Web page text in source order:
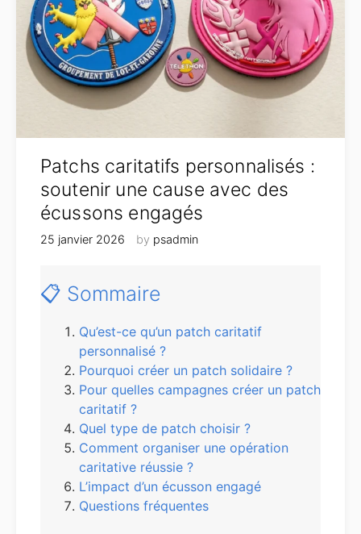
Patchs caritatifs personnalisés :
soutenir une cause avec des
écussons engagés
25 janvier 2026 by psadmin
📋 Sommaire
Qu’est-ce qu’un patch caritatif
personnalisé ?
Pourquoi créer un patch solidaire ?
Pour quelles campagnes créer un patch
caritatif ?
Quel type de patch choisir ?
Comment organiser une opération
caritative réussie ?
L’impact d’un écusson engagé
Questions fréquentes